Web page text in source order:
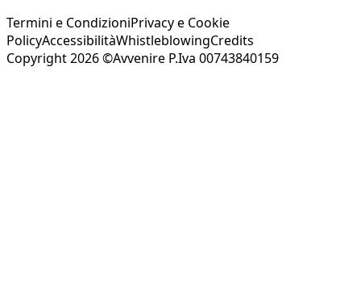
Termini e CondizioniPrivacy e Cookie
PolicyAccessibilitàWhistleblowingCredits
Copyright 2026 ©Avvenire P.Iva 00743840159